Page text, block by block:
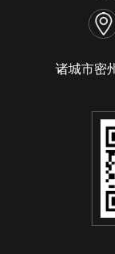
诸城市密